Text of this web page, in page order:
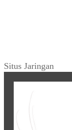
Situs Jaringan